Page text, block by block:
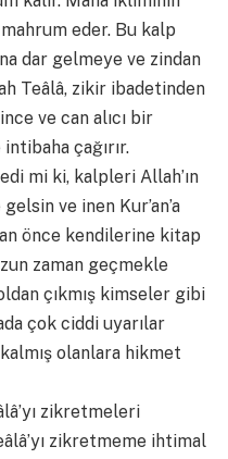
eder. Bu kalp
dar gelmeye ve zindan
Teâlâ, zikir ibadetinden
ve can alıcı bir
çağırır.
mi ki, kalpleri Allah’ın
ve inen Kur’an’a
önce kendilerine kitap
zaman geçmekle
çıkmış kimseler gibi
çok ciddi uyarılar
olanlara hikmet
zikretmeleri
zikretmeme ihtimal